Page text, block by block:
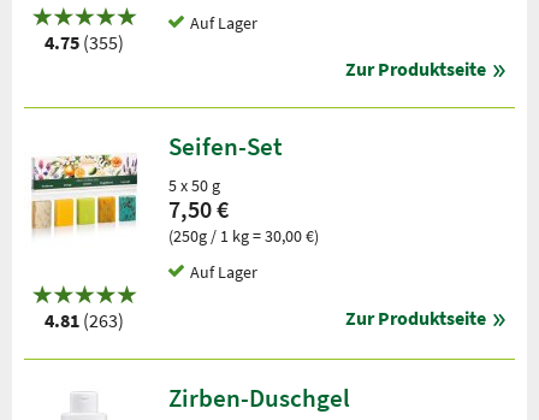
4.75 (355)
Auf Lager
Zur Produktseite
4.81 (263)
Seifen-Set
5 x 50 g
7,50 €
(250g / 1 kg = 30,00 €)
Auf Lager
Zur Produktseite
Zirben-Duschgel